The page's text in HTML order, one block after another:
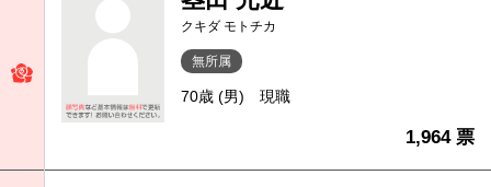
クキダ モトチカ
無所属
70歳 (男) 現職
1,964 票